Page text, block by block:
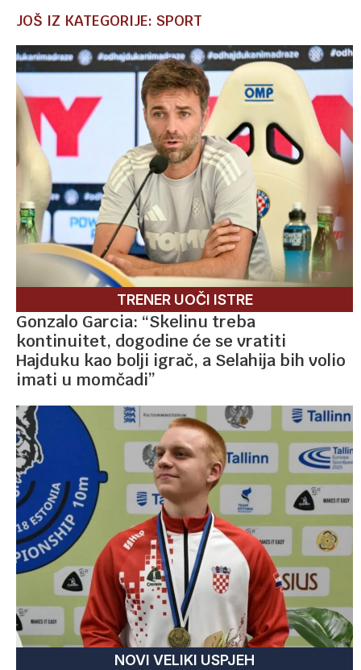
JOŠ IZ KATEGORIJE: SPORT
TRENER UOČI ISTRE
Gonzalo Garcia: “Skelinu treba
kontinuitet, dogodine će se vratiti
Hajduku kao bolji igrač, a Selahija bih volio
imati u momčadi”
NOVI VELIKI USPJEH